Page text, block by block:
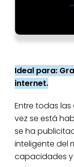
Ideal para:
internet.
Entre todas
vez se está
se ha
inteligente del
capacidades y